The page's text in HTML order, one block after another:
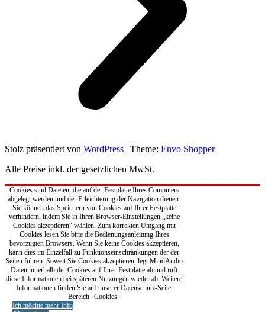
Stolz präsentiert von WordPress | Theme: Envo Shopper
Alle Preise inkl. der gesetzlichen MwSt.
Cookies sind Dateien, die auf der Festplatte Ihres Computers
abgelegt werden und der Erleichterung der Navigation dienen.
Sie können das Speichern von Cookies auf Ihrer Festplatte
verhindern, indem Sie in Ihren Browser-Einstellungen „keine
Cookies akzeptieren“ wählen. Zum korrekten Umgang mit
Cookies lesen Sie bitte die Bedienungsanleitung Ihres
bevorzugten Browsers. Wenn Sie keine Cookies akzeptieren,
kann dies im Einzelfall zu Funktionseinschränkungen der der
Seiten führen. Soweit Sie Cookies akzeptieren, legt MindAudio
Daten innerhalb der Cookies auf Ihrer Festplatte ab und ruft
diese Informationen bei späteren Nutzungen wieder ab. Weitere
Informationen finden Sie auf unserer Datenschutz-Seite,
Bereich "Cookies"
Ich möchte mehr Info